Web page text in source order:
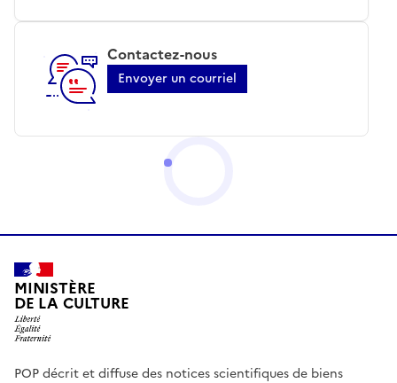
Contactez-nous
Envoyer un courriel
MINISTÈRE
DE LA CULTURE
POP décrit et diffuse des notices scientifiques de biens